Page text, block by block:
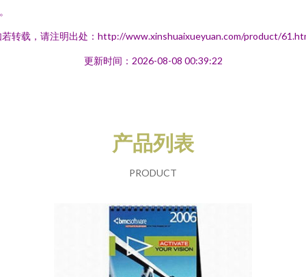
若转载，请注明出处：http://www.xinshuaixueyuan.com/product/
更新时间：2026-08-08 00:39:22
产品列表
PRODUCT